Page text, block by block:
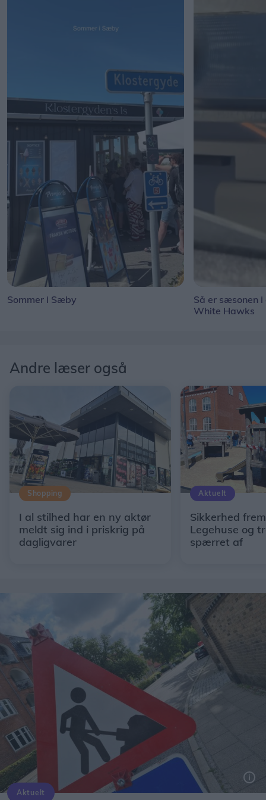
Sommer i Sæby
Så er sæsonen
White Hawks
Andre læser også
Shopping
I al stilhed har en ny aktør
meldt sig ind i priskrig på
dagligvarer
Aktuelt
Sikkerhed
Legehuse og
spærret af
Aktuelt